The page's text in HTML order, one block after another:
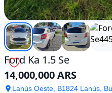
Ford Ka 1.5 Se
14,000,000 ARS
Lanús Oeste, B1824 Lanús,